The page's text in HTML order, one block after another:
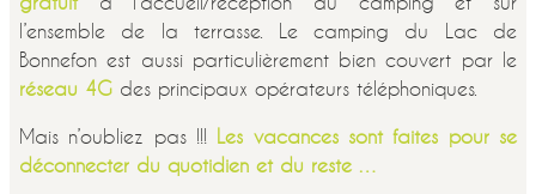
l’ensemble de la terrasse. Le camping du Lac de
Bonnefon est aussi particulièrement bien couvert par le
réseau 4G des principaux opérateurs téléphoniques.
Mais n’oubliez pas !!! Les vacances sont faites pour se
déconnecter du quotidien et du reste …